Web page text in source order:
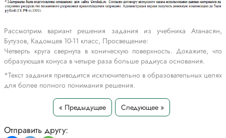
Рассмотрим вариант решения задания из учебника Атанасян,
Бутузов, Кадомцев 10-11 класс, Просвещение:
Четверть круга свернута в коническую поверхность. Докажите, что
образующая конуса в четыре раза больше радиуса основания.
*Текст задания приводится исключительно в образовательных целях
для более полного понимания решения.
« Предыдущее Следующее »
Отправить другу: